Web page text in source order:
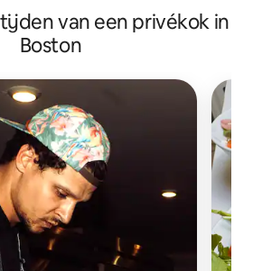
van een privékok in
Boston